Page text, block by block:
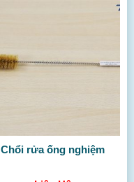
Chổi rửa ống nghiệm